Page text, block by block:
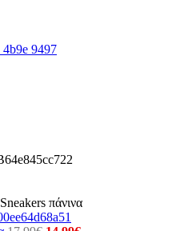
Sneakers πάνινα